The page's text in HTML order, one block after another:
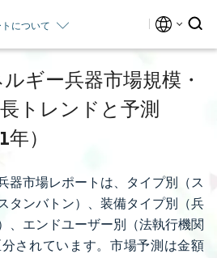
について
ギー兵器市場規模・
トレンドと予測
）
器市場レポートは、タイプ別（ス
タンバトン）、装備タイプ別（兵
、エンドユーザー別（法執行機関
されています。市場予測は金額